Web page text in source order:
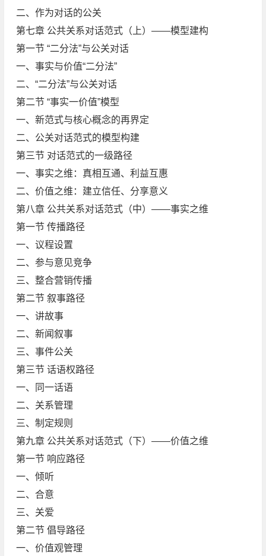
二、作为对话的公关
第七章 公共关系对话范式（上）——模型建构
第一节 “二分法”与公关对话
一、事实与价值“二分法”
二、“二分法”与公关对话
第二节 “事实一价值”模型
一、新范式与核心概念的再界定
二、公关对话范式的模型构建
第三节 对话范式的一级路径
一、事实之维：真相互通、利益互惠
二、价值之维：建立信任、分享意义
第八章 公共关系对话范式（中）——事实之维
第一节 传播路径
一、议程设置
二、参与意见竞争
三、整合营销传播
第二节 叙事路径
一、讲故事
二、新闻叙事
三、事件公关
第三节 话语权路径
一、同一话语
二、关系管理
三、制定规则
第九章 公共关系对话范式（下）——价值之维
第一节 响应路径
一、倾听
二、合意
三、关爱
第二节 倡导路径
一、价值观管理